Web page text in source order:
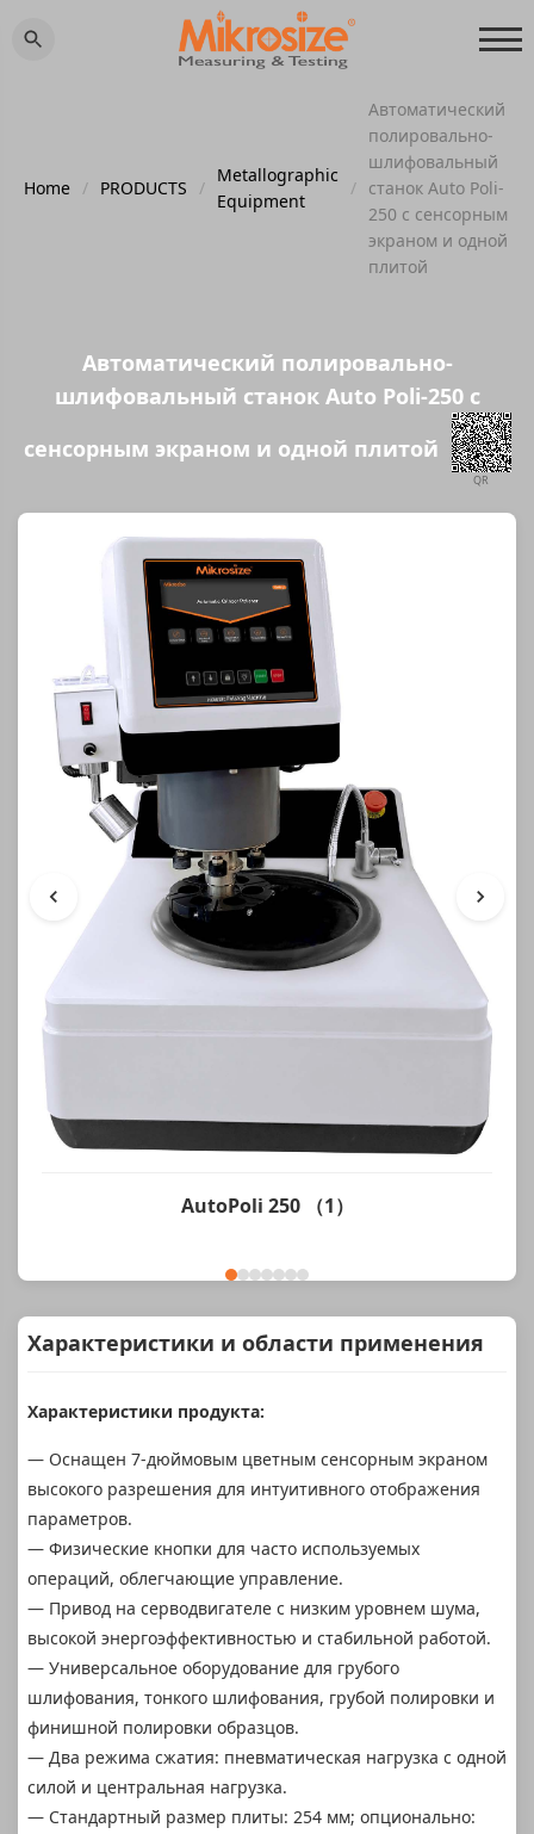
Home / PRODUCTS /
Metallographic
Equipment
/
Автоматический
полировально-
шлифовальный
станок Auto Poli-
250 с сенсорным
экраном и одной
плитой
Автоматический полировально-
шлифовальный станок Auto Poli-250 с
сенсорным экраном и одной плитой
QR
AutoPoli 250 （1）
Характеристики и области применения
Характеристики продукта:
— Оснащен 7-дюймовым цветным сенсорным экраном
высокого разрешения для интуитивного отображения
параметров.
— Физические кнопки для часто используемых
операций, облегчающие управление.
— Привод на серводвигателе с низким уровнем шума,
высокой энергоэффективностью и стабильной работой.
— Универсальное оборудование для грубого
шлифования, тонкого шлифования, грубой полировки и
финишной полировки образцов.
— Два режима сжатия: пневматическая нагрузка с одной
силой и центральная нагрузка.
— Стандартный размер плиты: 254 мм; опционально: